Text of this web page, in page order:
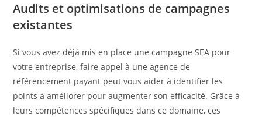
Audits et optimisations de campagnes
existantes
Si vous avez déjà mis en place une campagne SEA pour
votre entreprise, faire appel à une agence de
référencement payant peut vous aider à identifier les
points à améliorer pour augmenter son efficacité. Grâce à
leurs compétences spécifiques dans ce domaine, ces